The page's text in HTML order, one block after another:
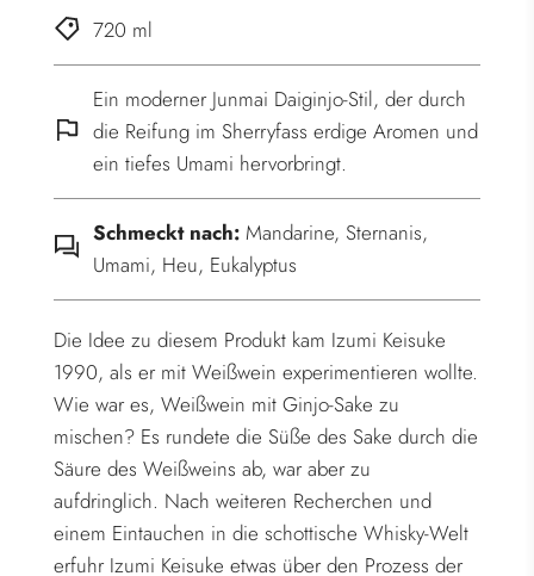
720 ml
Ein moderner Junmai Daiginjo-Stil, der durch
die Reifung im Sherryfass erdige Aromen und
ein tiefes Umami hervorbringt.
Schmeckt nach: Mandarine, Sternanis,
Umami, Heu, Eukalyptus
Die Idee zu diesem Produkt kam Izumi Keisuke
1990, als er mit Weißwein experimentieren wollte.
Wie war es, Weißwein mit Ginjo-Sake zu
mischen? Es rundete die Süße des Sake durch die
Säure des Weißweins ab, war aber zu
aufdringlich. Nach weiteren Recherchen und
einem Eintauchen in die schottische Whisky-Welt
erfuhr Izumi Keisuke etwas über den Prozess der